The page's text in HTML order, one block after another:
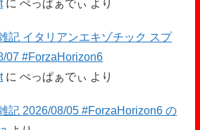
にぺっぱぁでぃ より
記 イタリアンエキゾチック スプ
07 #ForzaHorizon6
にぺっぱぁでぃ より
記 2026/08/05 #ForzaHorizon6 の